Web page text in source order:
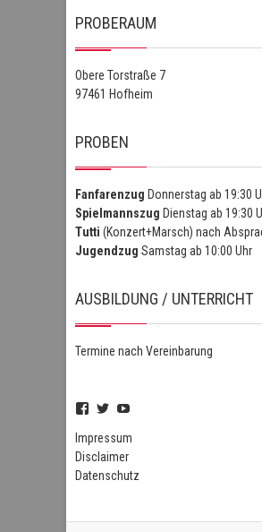
PROBERAUM
Obere Torstraße 7
97461 Hofheim
PROBEN
Fanfarenzug Donnerstag ab 19:30
Spielmannszug Dienstag ab 19:30
Tutti (Konzert+Marsch) nach
Jugendzug Samstag ab 10:00 Uhr
AUSBILDUNG / UNTERRICHT
Termine nach Vereinbarung
Profil
FSZHofheim
auf
Facebook
anzeigen
Profil
FSZHOH
auf
Twitter
anzeigenanzeigen
Impressum
Disclaimer
Datenschutz